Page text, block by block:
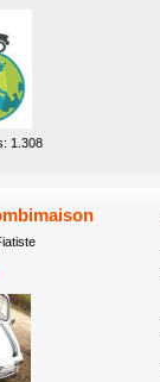
1.308